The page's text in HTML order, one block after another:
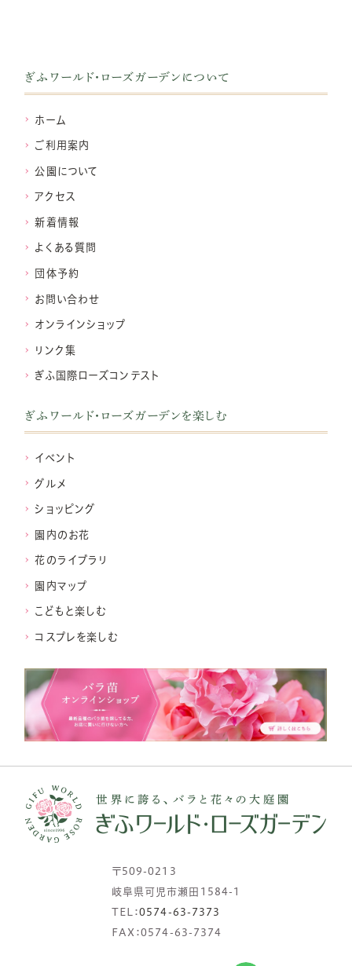
ぎふワールド・ローズガーデンについて
ホーム
ご利用案内
公園について
アクセス
新着情報
よくある質問
団体予約
お問い合わせ
オンラインショップ
リンク集
ぎふ国際ローズコンテスト
ぎふワールド・ローズガーデンを楽しむ
イベント
グルメ
ショッピング
園内のお花
花のライブラリ
園内マップ
こどもと楽しむ
コスプレを楽しむ
〒509-0213
岐阜県可児市瀬田1584-1
TEL：0574-63-7373
FAX：0574-63-7374